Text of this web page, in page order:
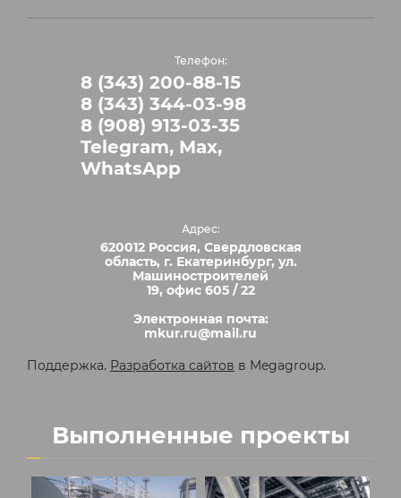
Телефон:
8 (343) 200-88-15
8 (343) 344-03-98
8 (908) 913-03-35
Telegram, Max,
WhatsApp
Адрес:
620012 Россия, Свердловская
область, г. Екатеринбург, ул.
Машиностроителей
19, офис 605 / 22
Электронная почта:
mkur.ru@mail.ru
Поддержка. Разработка сайтов в Megagroup.
Выполненные проекты